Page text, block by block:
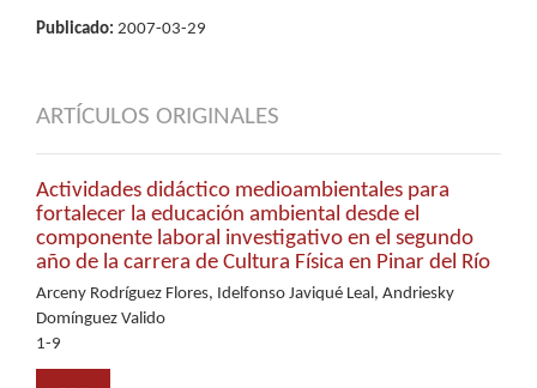
Publicado: 2007-03-29
ARTÍCULOS ORIGINALES
Actividades didáctico medioambientales para
fortalecer la educación ambiental desde el
componente laboral investigativo en el segundo
año de la carrera de Cultura Física en Pinar del Río
Arceny Rodríguez Flores, Idelfonso Javiqué Leal, Andriesky
Domínguez Valido
1-9